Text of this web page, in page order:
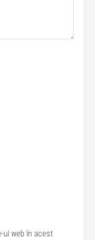
ul web în acest